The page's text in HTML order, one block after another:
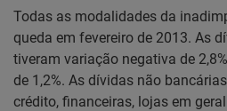
Todas as modalidades da
queda em fevereiro de 2013. As
tiveram variação negativa de
de 1,2%. As dívidas não
crédito, financeiras, lojas em